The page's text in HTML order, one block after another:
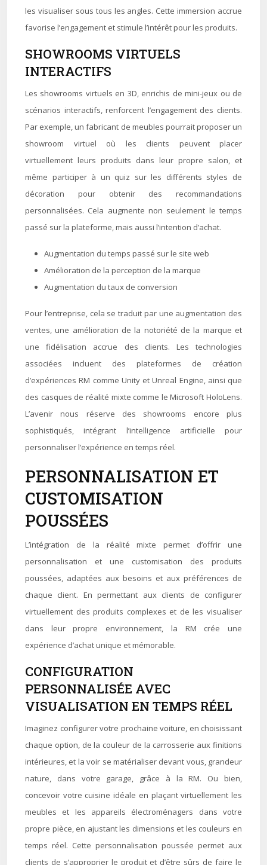
les visualiser sous tous les angles. Cette immersion accrue
favorise l’engagement et stimule l’intérêt pour les produits.
SHOWROOMS VIRTUELS
INTERACTIFS
Les showrooms virtuels en 3D, enrichis de mini-jeux ou de
scénarios interactifs, renforcent l’engagement des clients.
Par exemple, un fabricant de meubles pourrait proposer un
showroom virtuel où les clients peuvent placer
virtuellement leurs produits dans leur propre salon, et
même participer à un quiz sur les différents styles de
décoration pour obtenir des recommandations
personnalisées. Cela augmente non seulement le temps
passé sur la plateforme, mais aussi l’intention d’achat.
Augmentation du temps passé sur le site web
Amélioration de la perception de la marque
Augmentation du taux de conversion
Pour l’entreprise, cela se traduit par une augmentation des
ventes, une amélioration de la notoriété de la marque et
une fidélisation accrue des clients. Les technologies
associées incluent des plateformes de création
d’expériences RM comme Unity et Unreal Engine, ainsi que
des casques de réalité mixte comme le Microsoft HoloLens.
L’avenir nous réserve des showrooms encore plus
sophistiqués, intégrant l’intelligence artificielle pour
personnaliser l’expérience en temps réel.
PERSONNALISATION ET
CUSTOMISATION
POUSSÉES
L’intégration de la réalité mixte permet d’offrir une
personnalisation et une customisation des produits
poussées, adaptées aux besoins et aux préférences de
chaque client. En permettant aux clients de configurer
virtuellement des produits complexes et de les visualiser
dans leur propre environnement, la RM crée une
expérience d’achat unique et mémorable.
CONFIGURATION
PERSONNALISÉE AVEC
VISUALISATION EN TEMPS RÉEL
Imaginez configurer votre prochaine voiture, en choisissant
chaque option, de la couleur de la carrosserie aux finitions
intérieures, et la voir se matérialiser devant vous, grandeur
nature, dans votre garage, grâce à la RM. Ou bien,
concevoir votre cuisine idéale en plaçant virtuellement les
meubles et les appareils électroménagers dans votre
propre pièce, en ajustant les dimensions et les couleurs en
temps réel. Cette personnalisation poussée permet aux
clients de s’approprier le produit et d’être sûrs de faire le